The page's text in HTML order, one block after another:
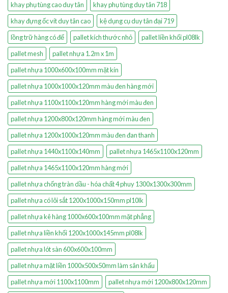
khay phụ tùng cao duy tân
khay phụ tùng duy tân 718
khay đựng ốc vít duy tân cao
kệ dụng cụ duy tân đại 719
lồng trữ hàng có đế
pallet kích thước nhỏ
pallet liền khối pl08lk
pallet mesh
pallet nhựa 1.2m x 1m
pallet nhựa 1000x600x100mm mặt kín
pallet nhựa 1000x1000x120mm màu đen hàng mới
pallet nhựa 1100x1100x120mm hàng mới màu đen
pallet nhựa 1200x800x120mm hàng mới màu đen
pallet nhựa 1200x1000x120mm màu đen đan thanh
pallet nhựa 1440x1100x140mm
pallet nhựa 1465x1100x120mm
pallet nhựa 1465x1100x120mm hàng mới
pallet nhựa chống tràn dầu - hóa chất 4 phuy 1300x1300x300mm
pallet nhựa có lõi sắt 1200x1000x150mm pl10lk
pallet nhựa kê hàng 1000x600x100mm mặt phẳng
pallet nhựa liền khối 1200x1000x145mm pl08lk
pallet nhựa lót sàn 600x600x100mm
pallet nhựa mặt liền 1000x500x50mm làm sân khấu
pallet nhựa mới 1100x1100mm
pallet nhựa mới 1200x800x120mm